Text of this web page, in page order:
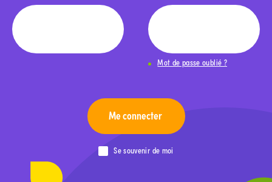
Mot de passe oublié ?
Me connecter
Se souvenir de moi